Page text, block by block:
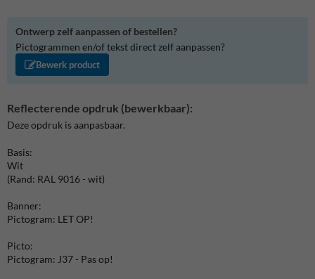
Ontwerp zelf aanpassen of bestellen?
Pictogrammen en/of tekst direct zelf aanpassen?
Bewerk product
Reflecterende opdruk (bewerkbaar):
Deze opdruk is aanpasbaar.
Basis:
Wit
(Rand: RAL 9016 - wit)
Banner:
Pictogram: LET OP!
Picto:
Pictogram: J37 - Pas op!